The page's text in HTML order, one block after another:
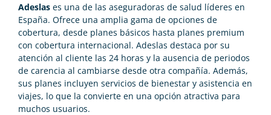
Adeslas es una de las aseguradoras de salud líderes en
España. Ofrece una amplia gama de opciones de
cobertura, desde planes básicos hasta planes premium
con cobertura internacional. Adeslas destaca por su
atención al cliente las 24 horas y la ausencia de periodos
de carencia al cambiarse desde otra compañía. Además,
sus planes incluyen servicios de bienestar y asistencia en
viajes, lo que la convierte en una opción atractiva para
muchos usuarios.